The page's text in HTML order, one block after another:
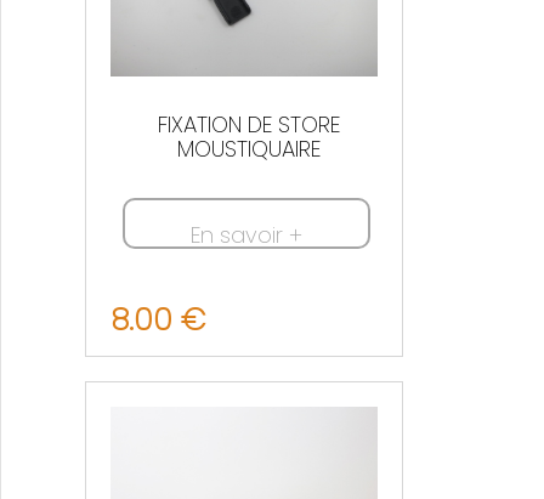
FIXATION DE STORE
MOUSTIQUAIRE
En savoir +
8.00 €